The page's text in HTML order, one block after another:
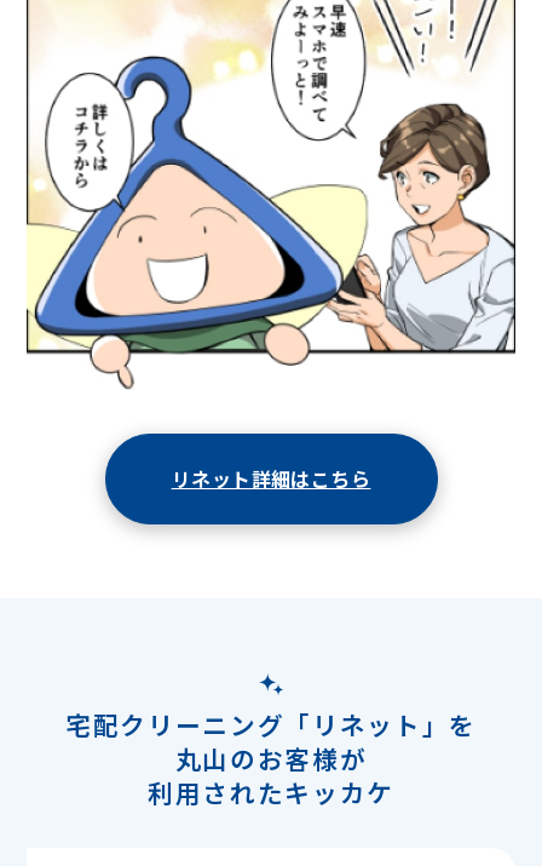
リネット詳細はこちら
宅配クリーニング「リネット」を
丸山のお客様が
利用されたキッカケ